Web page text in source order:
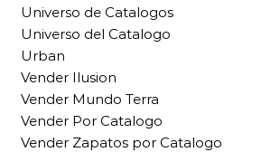
Universo de Catalogos
Universo del Catalogo
Urban
Vender Ilusion
Vender Mundo Terra
Vender Por Catalogo
Vender Zapatos por Catalogo